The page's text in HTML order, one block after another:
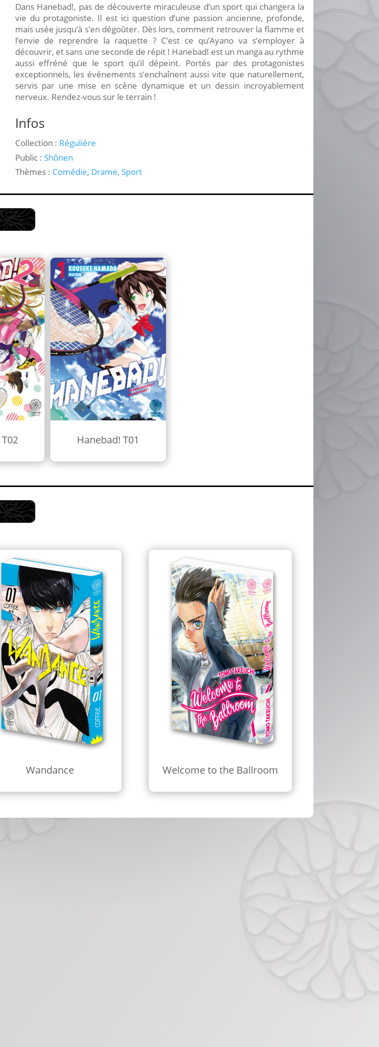
Dans Hanebad!, pas de découverte miraculeuse d’un sport qui changera la
vie du protagoniste. Il est ici question d’une passion ancienne, profonde,
mais usée jusqu’à s’en dégoûter. Dès lors, comment retrouver la flamme et
l’envie de reprendre la raquette ? C’est ce qu’Ayano va s’employer à
découvrir, et sans une seconde de répit ! Hanebad! est un manga au rythme
aussi effréné que le sport qu’il dépeint. Portés par des protagonistes
exceptionnels, les événements s’enchaînent aussi vite que naturellement,
servis par une mise en scène dynamique et un dessin incroyablement
nerveux. Rendez-vous sur le terrain !
Infos
Collection : Régulière
Public : Shônen
Thèmes : Comédie, Drame, Sport
Hanebad! T01
Wandance Welcome to the Ballroom